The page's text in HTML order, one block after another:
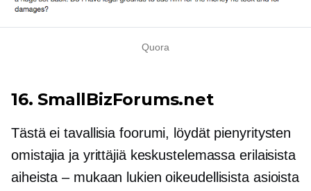
Quora
16. SmallBizForums.net
Tästäei tavallisia foorumi, löydät pienyritysten
omistajia ja yrittäjiä keskustelemassa erilaisista
aiheista – mukaan lukien oikeudellisista asioista